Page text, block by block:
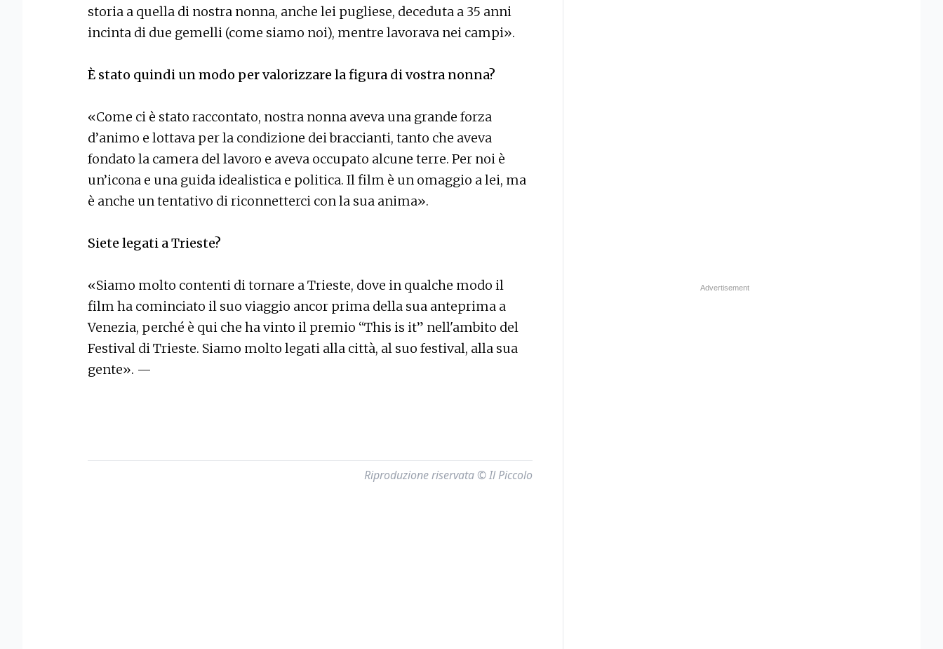
storia a quella di nostra nonna, anche lei pugliese, deceduta a 35 anni
incinta di due gemelli (come siamo noi), mentre lavorava nei campi».
È stato quindi un modo per valorizzare la figura di vostra nonna?
«Come ci è stato raccontato, nostra nonna aveva una grande forza
d’animo e lottava per la condizione dei braccianti, tanto che aveva
fondato la camera del lavoro e aveva occupato alcune terre. Per noi è
un’icona e una guida idealistica e politica. Il film è un omaggio a lei, ma
è anche un tentativo di riconnetterci con la sua anima».
Siete legati a Trieste?
«Siamo molto contenti di tornare a Trieste, dove in qualche modo il
film ha cominciato il suo viaggio ancor prima della sua anteprima a
Venezia, perché è qui che ha vinto il premio “This is it” nell'ambito del
Festival di Trieste. Siamo molto legati alla città, al suo festival, alla sua
gente». —
Riproduzione riservata © Il Piccolo